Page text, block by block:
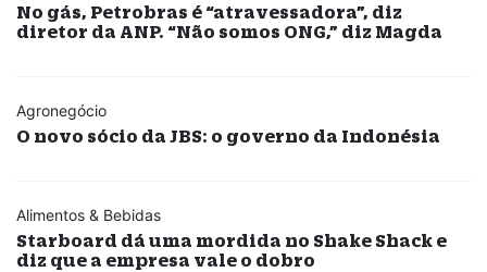
No gás, Petrobras é “atravessadora”, diz
diretor da ANP. “Não somos ONG,” diz Magda
Agronegócio
O novo sócio da JBS: o governo da Indonésia
Alimentos & Bebidas
Starboard dá uma mordida no Shake Shack e
diz que a empresa vale o dobro